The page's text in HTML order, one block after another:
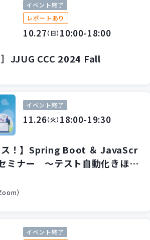
イベント終了
レポートあり
10.27（日） 10:00-18:00
］JJUG CCC 2024 Fall
イベント終了
11.26（火） 18:00-19:30
ス！】Spring Boot ＆ JavaScr
ミナー ～テスト自動化きほん
）
イベント終了